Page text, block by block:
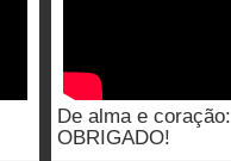
De alma e coração:
OBRIGADO!